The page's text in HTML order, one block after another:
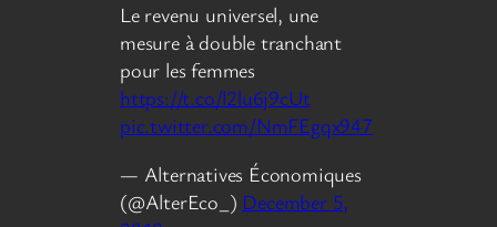
Le revenu universel, une
mesure à double tranchant
pour les femmes
https://t.co/l2lu6j9cUt
pic.twitter.com/NmFEgqx947
— Alternatives Économiques
(@AlterEco_) December 5,